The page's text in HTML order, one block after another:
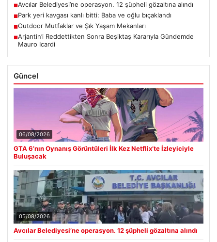
■Avcılar Belediyesi’ne operasyon. 12 şüpheli gözaltına alındı
■Park yeri kavgası kanlı bitti: Baba ve oğlu bıçaklandı
■Outdoor Mutfaklar ve Şık Yaşam Mekanları
■Arjantin’i Reddettikten Sonra Beşiktaş Kararıyla Gündemde
Mauro Icardi
Güncel
06/08/2026
GTA 6’nın Oynanış Görüntüleri İlk Kez Netflix’te İzleyiciyle
Buluşacak
05/08/2026
Avcılar Belediyesi’ne operasyon. 12 şüpheli gözaltına alındı